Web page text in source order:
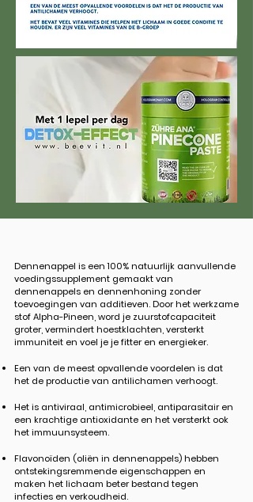
Dennenappel is een 100% natuurlijk aanvullende
voedingssupplement gemaakt van
dennenappels en dennenhoning zonder
toevoegingen van additieven. Door het werkzame
stof Alpha-Pineen, word je zuurstofcapaciteit
groter, vermindert hoestklachten, versterkt
immuniteit en voel je je fitter en energieker.
Een van de meest opvallende voordelen is dat
het de productie van antilichamen verhoogt.
Het is antiviraal, antimicrobieel, antiparasitair en
een krachtige antioxidante en het versterkt ook
het immuunsysteem.
Flavonoïden (oliën in dennenappels) hebben
ontstekingsremmende eigenschappen en
maken het lichaam beter bestand tegen
infecties en verkoudheid.